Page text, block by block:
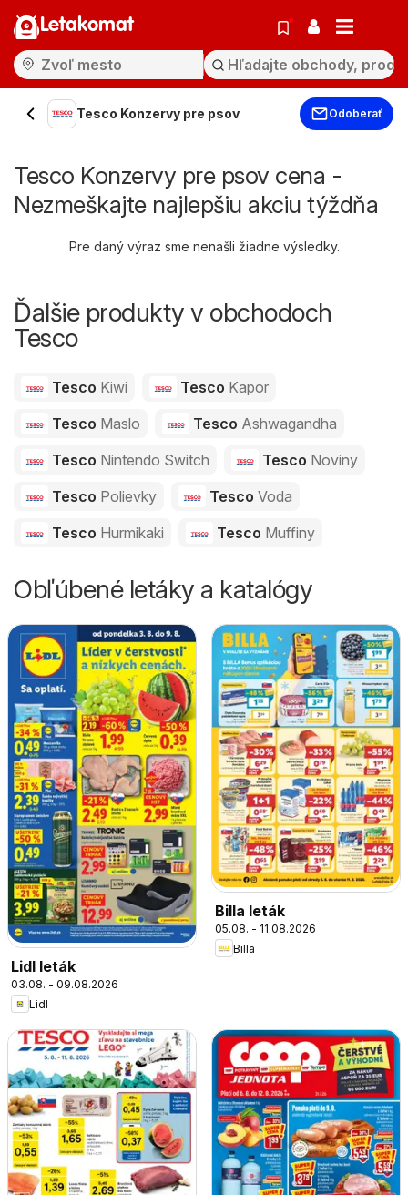
Letakomat
Tesco Konzervy pre psov Odoberať
Tesco Konzervy pre psov cena -
Nezmeškajte najlepšiu akciu týždňa
Pre daný výraz sme nenašli žiadne výsledky.
Ďalšie produkty v obchodoch
Tesco
Tesco Kiwi Tesco Kapor
Tesco Maslo Tesco Ashwagandha
Tesco Nintendo Switch Tesco Noviny
Tesco Polievky Tesco Voda
Tesco Hurmikaki Tesco Muffiny
Obľúbené letáky a katalógy
Lidl leták
03.08. - 09.08.2026
Lidl
Billa leták
05.08. - 11.08.2026
Billa